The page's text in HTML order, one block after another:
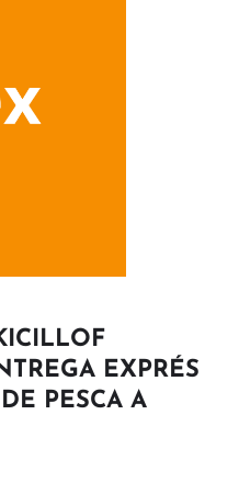
EXPRÉS
PESCA A